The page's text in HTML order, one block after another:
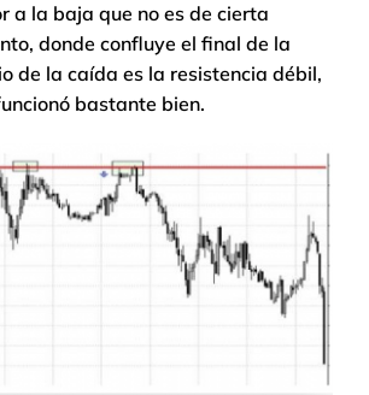
a la baja que no es de cierta
donde confluye el final de la
de la caída es la resistencia débil,
bastante bien.